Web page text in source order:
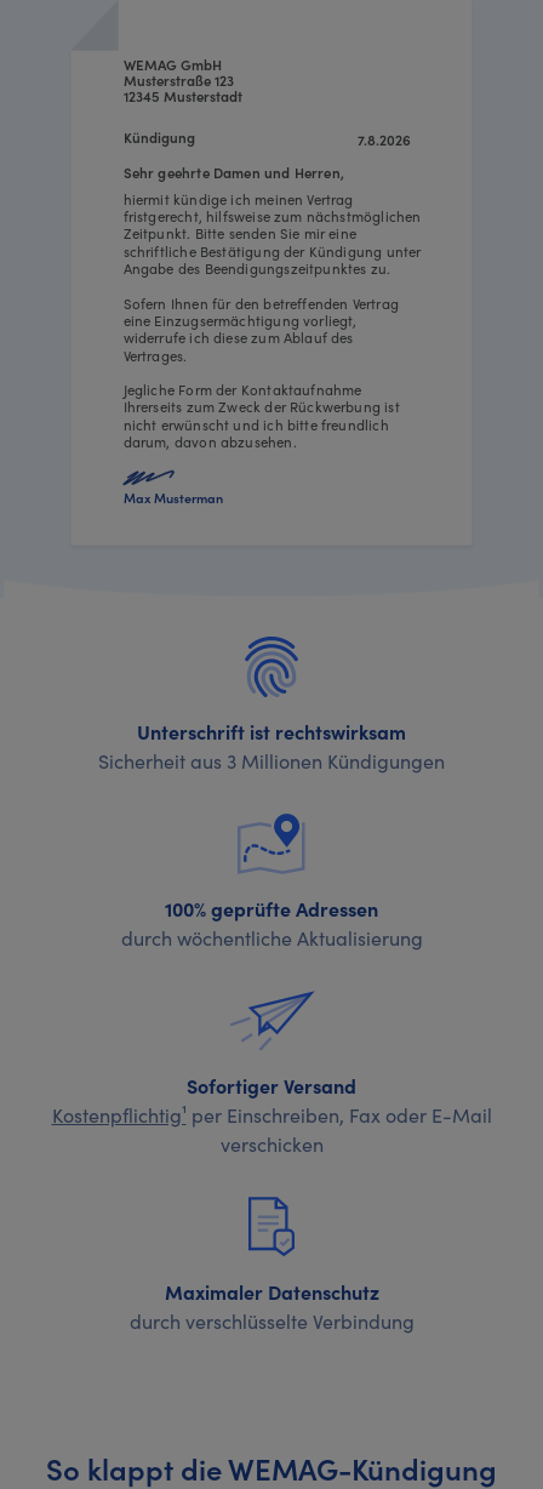
7.8.2026
WEMAG GmbH
Musterstraße 123
12345 Musterstadt
hiermit kündige ich meinen Vertrag
fristgerecht, hilfsweise zum nächstmöglichen
Zeitpunkt. Bitte senden Sie mir eine
schriftliche Bestätigung der Kündigung unter
Angabe des Beendigungszeitpunktes zu.
Sofern Ihnen für den betreffenden Vertrag
eine Einzugsermächtigung vorliegt,
widerrufe ich diese zum Ablauf des
Vertrages.
Jegliche Form der Kontaktaufnahme
Ihrerseits zum Zweck der Rückwerbung ist
nicht erwünscht und ich bitte freundlich
darum, davon abzusehen.
Sehr geehrte Damen und Herren,
Kündigung
Max Musterman
Unterschrift ist rechtswirksam
Sicherheit aus 3 Millionen Kündigungen
100% geprüfte Adressen
durch wöchentliche Aktualisierung
Sofortiger Versand
Kostenpflichtig¹ per Einschreiben, Fax oder E-Mail
verschicken
Maximaler Datenschutz
durch verschlüsselte Verbindung
So klappt die WEMAG-Kündigung